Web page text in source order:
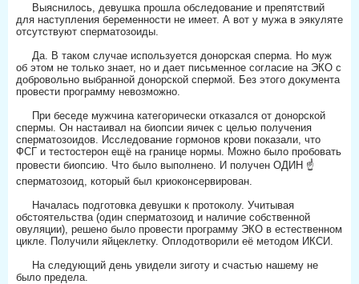
⠀⠀Выяснилось, девушка прошла обследование и препятствий
для наступления беременности не имеет. А вот у мужа в эякуляте
отсутствуют сперматозоиды.
⠀⠀Да. В таком случае используется донорская сперма. Но муж
об этом не только знает, но и дает письменное согласие на ЭКО с
добровольно выбранной донорской спермой. Без этого документа
провести программу невозможно.
⠀⠀При беседе мужчина категорически отказался от донорской
спермы. Он настаивал на биопсии яичек с целью получения
сперматозоидов. Исследование гормонов крови показали, что
ФСГ и тестостерон ещё на границе нормы. Можно было пробовать
провести биопсию. Что было выполнено. И получен ОДИН ☝
сперматозоид, который был криоконсервирован.
⠀⠀Началась подготовка девушки к протоколу. Учитывая
обстоятельства (один сперматозоид и наличие собственной
овуляции), решено было провести программу ЭКО в естественном
цикле. Получили яйцеклетку. Оплодотворили её методом ИКСИ.
⠀⠀На следующий день увидели зиготу и счастью нашему не
было предела.